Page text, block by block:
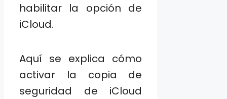
habilitar la opción de
iCloud.
Aquí se explica cómo
activar la copia de
seguridad de iCloud